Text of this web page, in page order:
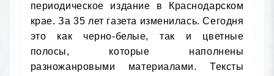
периодическое издание в Краснодарском
крае. За 35 лет газета изменилась. Сегодня
это как черно-белые, так и цветные
полосы, которые наполнены
разножанровыми материалами. Тексты